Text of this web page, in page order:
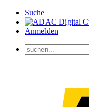
Suche
Anmelden